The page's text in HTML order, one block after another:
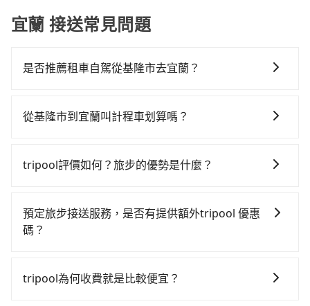
宜蘭 接送常見問題
是否推薦租車自駕從基隆市去宜蘭？
時不需要閉目養神（因為要自己開車），最重要的是你
$115~205承租小轎車，每公里再額外加收$3.2，從基隆
返回），雖已將eTag和可能的每小時40元路邊停車費用
預估進去，但額外的汽車保險與可能的罰單都需自付。
數超過四位，更是沒有較大的七人座或九人座可供選
從基隆市到宜蘭叫計程車划算嗎？
灣大車隊、Uber和Yoxi，如果在路邊攔不到車，也可考
1,790~2,100元間，若改選tripool的專車服務可再更便
宜。但如果要考慮到回程，宜蘭縣僅有合法計程車約750
務品質上，tripool都是你從基隆市到宜蘭的最佳選擇。
tripool評價如何？旅步的優勢是什麼？
定及可靠的，大多數的使用者都給予了高分評價。此
外，tripool司機專業的駕駛和親切服務態度也獲得了許
您的旅程能更有彈性及保障。
預定旅步接送服務，是否有提供額外tripool 優惠
碼？
折優惠，只需在預定去程時勾選下方選項：「預定來
tripool為何收費就是比較便宜？